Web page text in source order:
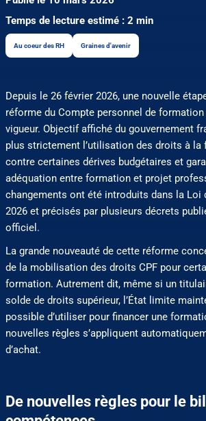
Temps de lecture estimé : 2 min
Au coeur des RH Graines d'avenir
Depuis le 26 février 2026, une nouvelle
réforme du Compte personnel de formation
vigueur. Objectif affiché du gouvernement
plus strictement l’utilisation des droits à la
contre certaines dérives budgétaires et
adéquation entre formation et projet
changements ont été introduits dans la Loi
2026 et précisés par plusieurs décrets
officiel.
La grande nouveauté de cette réforme
de la mobilisation des droits CPF pour
formation. Autrement dit, même si un
solde de droits supérieur, l’État limite
possible d’utiliser pour financer une
nouvelles règles s’appliquent
d’achat.
De nouvelles règles pour le